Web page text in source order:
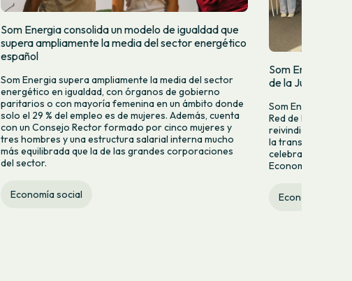
Som Energia consolida un modelo de igualdad que
supera ampliamente la media del sector energético
español
Som Energia supera ampliamente la media del sector
energético en igualdad, con órganos de gobierno
paritarios o con mayoría femenina en un ámbito donde
solo el 29 % del empleo es de mujeres. Además, cuenta
con un Consejo Rector formado por cinco mujeres y
tres hombres y una estructura salarial interna mucho
más equilibrada que la de las grandes corporaciones
del sector.
Economía social
Som Energia
de la Juventud
Som Energia ha
Red de la
reivindicando el
la transformación
celebrado en
Economía Social
Economía social